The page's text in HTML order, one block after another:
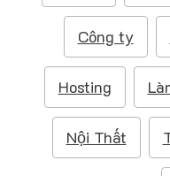
i
ế
m
Công ty
Hosting
Nội Thất